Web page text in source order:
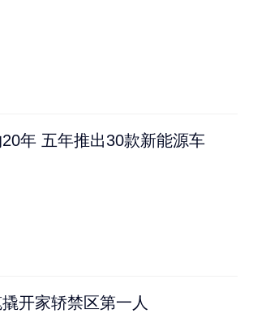
20年 五年推出30款新能源车
开家轿禁区第一人